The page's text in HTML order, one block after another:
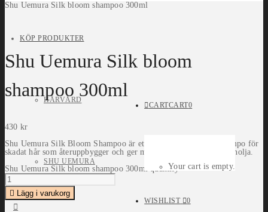
KÖP PRODUKTER
HÅRVÅRD
SHU UEMURA
CARTCART0
Your cart is empty.
WISHLIST 0
Shu Uemura Silk bloom shampoo 300ml
Shu Uemura Silk bloom
shampoo 300ml
430 kr
Shu Uemura Silk Bloom Shampoo är ett milt men effektivt schampo för
skadat hår som återuppbygger och ger mjukhet med hjälp av arganolja.
Shu Uemura Silk bloom shampoo 300ml quantity
Lägg i varukorg